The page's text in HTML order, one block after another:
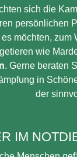
sich die
persönlichen
möchten, zum
wie
. Gerne beraten
in
der
IM